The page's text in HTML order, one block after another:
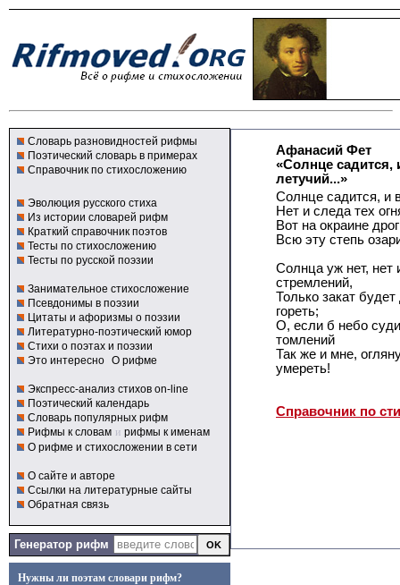
Словарь разновидностей рифмы
Поэтический словарь в примерах
Справочник по стихосложению
Эволюция русского стиха
Из истории словарей рифм
Краткий справочник поэтов
Тесты по стихосложению
Тесты по русской поэзии
Занимательное стихосложение
Псевдонимы в поэзии
Цитаты и афоризмы о поэзии
Литературно-поэтический юмор
Стихи о поэтах и поэзии
Это интересно О рифме
Экспресс-анализ стихов on-line
Поэтический календарь
Словарь популярных рифм
Рифмы к словам и рифмы к именам
О рифме и стихосложении в сети
О сайте и авторе
Ссылки на литературные сайты
Обратная связь
Генератор рифм
Нужны ли поэтам словари рифм?
Афанасий Фет
«Солнце садится,
летучий...»
Солнце садится, и
Нет и следа тех
Вот на окраине
Всю эту степь
Солнца уж нет, нет
стремлений,
Только закат
гореть;
О, если б небо
томлений
Так же и мне,
умереть!
Справочник по